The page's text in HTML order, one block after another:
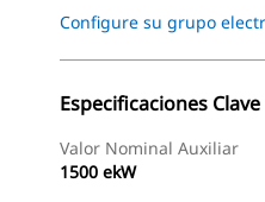
Configure su grupo
Especificaciones Clave
Valor Nominal Auxiliar
1500 ekW